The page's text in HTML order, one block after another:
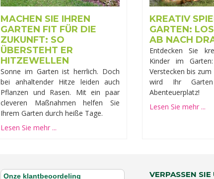
MACHEN SIE IHREN
GARTEN FIT FÜR DIE
ZUKUNFT: SO
ÜBERSTEHT ER
HITZEWELLEN
Sonne im Garten ist herrlich. Doch
bei anhaltender Hitze leiden auch
Pflanzen und Rasen. Mit ein paar
cleveren Maßnahmen helfen Sie
Ihrem Garten durch heiße Tage.
Lesen Sie mehr ...
KREATIV
GARTEN:
AB NACH
Entdecken Sie
Kinder im
Verstecken bis
wird Ihr
Abenteuerplatz!
Lesen Sie mehr ...
VERPASSEN SIE